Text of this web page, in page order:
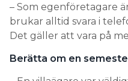
– Som egenföretagare
brukar alltid svara i
Det gäller att vara på
Berätta om en